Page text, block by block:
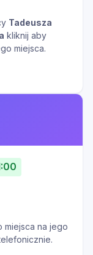
Tadeusza
kliknij aby
miejsca.
miejsca na jego